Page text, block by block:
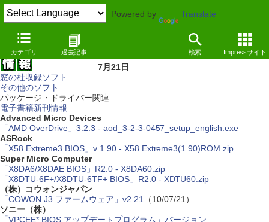
Powered by Translate
カテゴリ 過去記事 検索 Impressサイト
7月21日
窓の杜収録ソフト
その他のソフト
パッケージ・ドライバー関連
電子書籍新刊情報
Advanced Micro Devices
「AMD OverDrive」3.2.3 - aod_3-2-3-0457_setup_english.exe
ASRock
「X58 Extreme3 BIOS」v 1.90 - X58 Extreme3(1.90)ROM.zip
Super Micro Computer
「X8DA6/X8DAE BIOS」R2.0 - X8DA60.zip
「X8DTU-6F+/X8DTU-6TF+ BIOS」R2.0 - XDTU60.zip
（株）コウォンジャパン
「COWON J3 ファームウェア」v2.21
（10/07/21）
ソニー（株）
「VPCEE* BIOS アップデートプログラム」バージョン